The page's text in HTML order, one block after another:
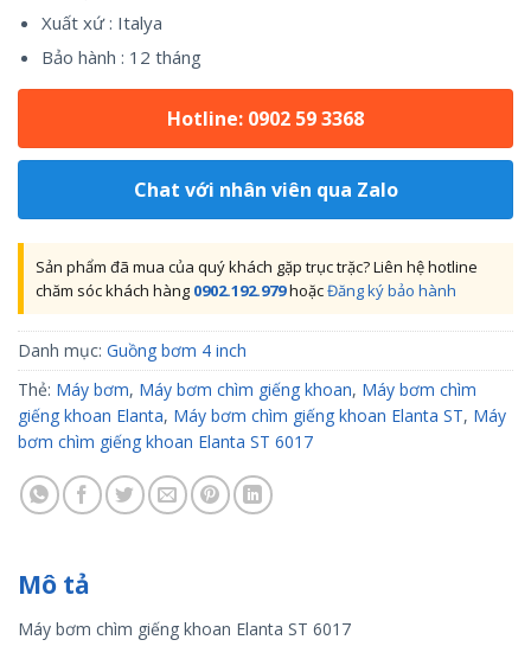
Xuất xứ : Italya
Bảo hành : 12 tháng
Hotline: 0902 59 3368
Chat với nhân viên qua Zalo
Sản phẩm đã mua của quý khách gặp trục trặc? Liên hệ hotline
chăm sóc khách hàng 0902.192.979hoặcĐăng ký bảo hành
Danh mục: Guồng bơm 4 inch
Thẻ: Máy bơm, Máy bơm chìm giếng khoan, Máy bơm chìm
giếng khoan Elanta, Máy bơm chìm giếng khoan Elanta ST, Máy
bơm chìm giếng khoan Elanta ST 6017
Mô tả
Máy bơm chìm giếng khoan Elanta ST 6017